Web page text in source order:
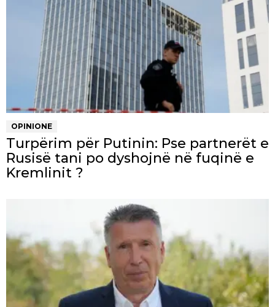
OPINIONE
Turpërim për Putinin: Pse partnerët e
Rusisë tani po dyshojnë në fuqinë e
Kremlinit ?